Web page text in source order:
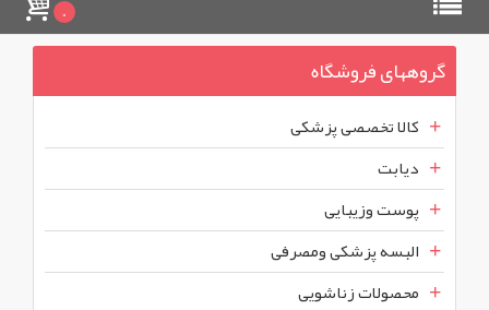
0
گروههای فروشگاه
کالا تخصصی پزشکی
دیابت
پوست وزیبایی
البسه پزشکی ومصرفی
محصولات زناشویی